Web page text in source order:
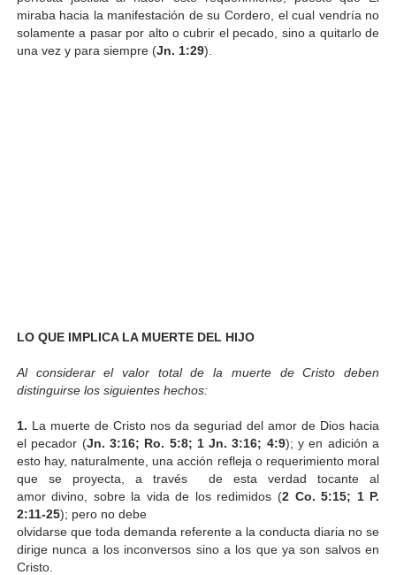
miraba hacia la manifestación de su Cordero, el cual vendría no
solamente a pasar por alto o cubrir el pecado, sino a quitarlo de
una vez y para siempre (Jn. 1:29).
LO QUE IMPLICA LA MUERTE DEL HIJO
Al considerar el valor total de la muerte de Cristo deben
distinguirse los siguientes hechos:
1. La muerte de Cristo nos da seguriad del amor de Dios hacia
el pecador (Jn. 3:16; Ro. 5:8; 1 Jn. 3:16; 4:9); y en adición a
esto hay, naturalmente, una acción refleja o requerimiento moral
que se proyecta, a través de esta verdad tocante al
amor divino, sobre la vida de los redimidos (2 Co. 5:15; 1 P.
2:11-25); pero no debe
olvidarse que toda demanda referente a la conducta diaria no se
dirige nunca a los inconversos sino a los que ya son salvos en
Cristo.